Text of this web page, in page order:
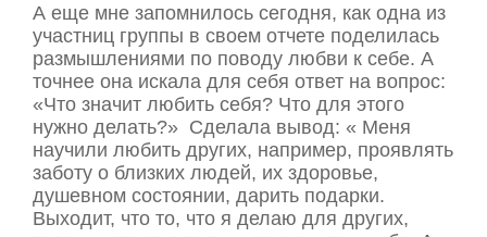
А еще мне запомнилось сегодня, как одна из
участниц группы в своем отчете поделилась
размышлениями по поводу любви к себе. А
точнее она искала для себя ответ на вопрос:
«Что значит любить себя? Что для этого
нужно делать?» Сделала вывод: « Меня
научили любить других, например, проявлять
заботу о близких людей, их здоровье,
душевном состоянии, дарить подарки.
Выходит, что то, что я делаю для других,